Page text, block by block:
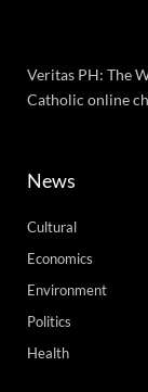
Veritas PH: The
Catholic online
News
Cultural
Economics
Environment
Politics
Health